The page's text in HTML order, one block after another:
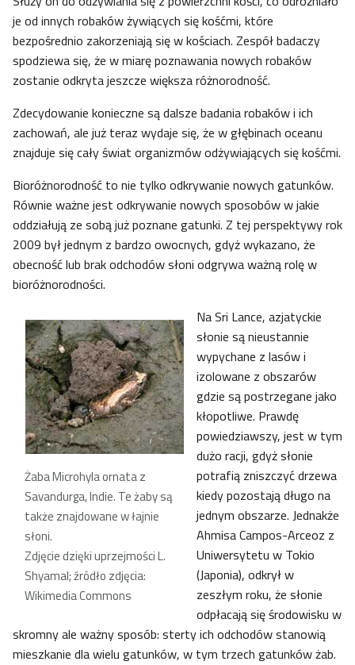
je od innych robaków żywiących się kośćmi, które
bezpośrednio zakorzeniają się w kościach. Zespół badaczy
spodziewa się, że w miarę poznawania nowych robaków
zostanie odkryta jeszcze większa różnorodność.
Zdecydowanie konieczne są dalsze badania robaków i ich
zachowań, ale już teraz wydaje się, że w głębinach oceanu
znajduje się cały świat organizmów odżywiających się kośćmi.
Bioróżnorodność to nie tylko odkrywanie nowych gatunków.
Równie ważne jest odkrywanie nowych sposobów w jakie
oddziałują ze sobą już poznane gatunki. Z tej perspektywy rok
2009 był jednym z bardzo owocnych, gdyż wykazano, że
obecność lub brak odchodów słoni odgrywa ważną rolę w
bioróżnorodności.
Żaba Microhyla ornata z
Savandurga, Indie. Te żaby są
także znajdowane w łajnie
słoni.
Zdjęcie dzięki uprzejmości L.
Shyamal; źródło zdjęcia:
Wikimedia Commons
Na Sri Lance, azjatyckie
słonie są nieustannie
wypychane z lasów i
izolowane z obszarów
gdzie są postrzegane jako
kłopotliwe. Prawdę
powiedziawszy, jest w tym
dużo racji, gdyż słonie
potrafią zniszczyć drzewa
kiedy pozostają długo na
jednym obszarze. Jednakże
Ahmisa Campos-Arceoz z
Uniwersytetu w Tokio
(Japonia), odkrył w
zeszłym roku, że słonie
odpłacają się środowisku w
skromny ale ważny sposób: sterty ich odchodów stanowią
mieszkanie dla wielu gatunków, w tym trzech gatunków żab.